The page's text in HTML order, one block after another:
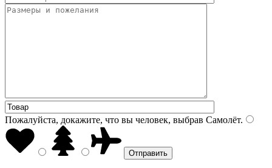
Пожалуйста, докажите, что вы человек, выбрав Самолёт.